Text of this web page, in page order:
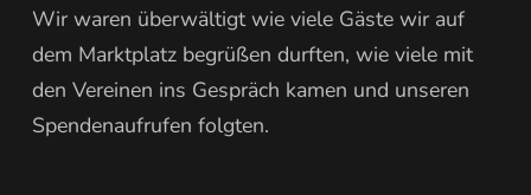
Wir waren überwältigt wie viele Gäste wir auf
dem Marktplatz begrüßen durften, wie viele mit
den Vereinen ins Gespräch kamen und unseren
Spendenaufrufen folgten.